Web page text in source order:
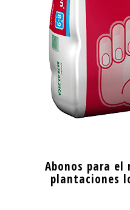
Abonos para
plantaciones